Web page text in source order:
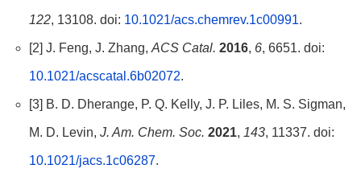
122, 13108. doi: 10.1021/acs.chemrev.1c00991.
[2] J. Feng, J. Zhang, ACS Catal. 2016, 6, 6651. doi:
10.1021/acscatal.6b02072.
[3] B. D. Dherange, P. Q. Kelly, J. P. Liles, M. S. Sigman,
M. D. Levin, J. Am. Chem. Soc. 2021, 143, 11337. doi:
10.1021/jacs.1c06287.